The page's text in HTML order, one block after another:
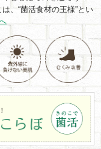
、“菌活食材の王様”とい